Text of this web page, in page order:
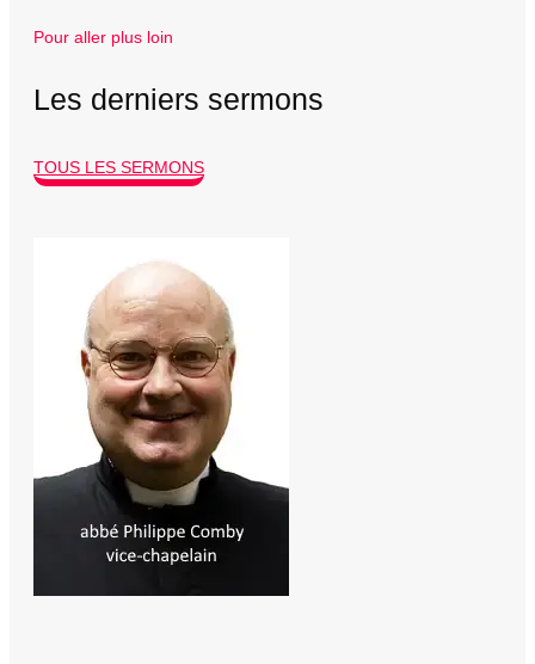
Pour aller plus loin
Les derniers sermons
TOUS LES SERMONS